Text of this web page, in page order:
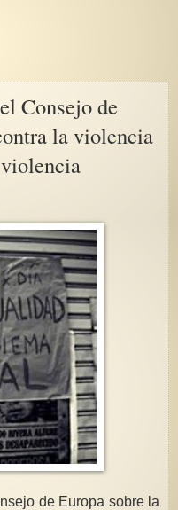
Consejo de
la violencia
de Europa sobre la